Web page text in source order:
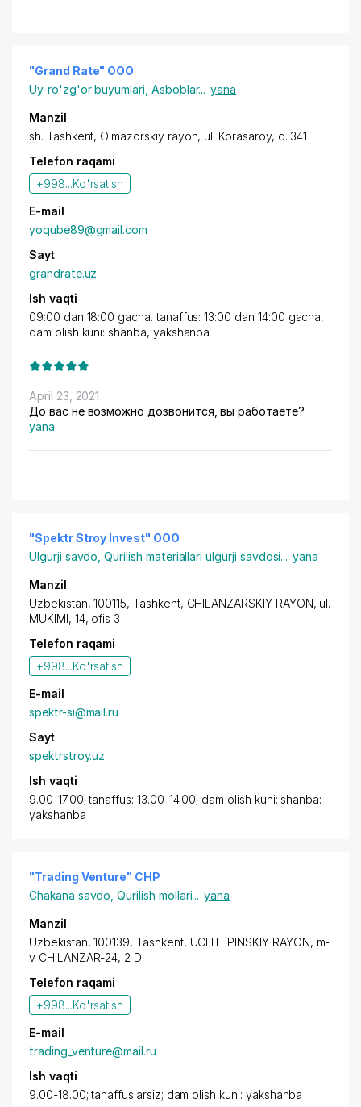
"Grand Rate" OOO
Uy-ro'zg'or buyumlari Asboblar... yana
Manzil
sh. Tashkent, Olmazorskiy rayon, ul. Korasaroy, d. 341
Telefon raqami
+998...Ko'rsatish
E-mail
yoqube89@gmail.com
Sayt
grandrate.uz
Ish vaqti
09:00 dan 18:00 gacha. tanaffus: 13:00 dan 14:00 gacha,
dam olish kuni: shanba, yakshanba
April 23, 2021
До вас не возможно дозвонится, вы работаете?
yana
"Spektr Stroy Invest" OOO
Ulgurji savdo ,Qurilish materiallari ulgurji savdosi... yana
Manzil
Uzbekistan, 100115, Tashkent, CHILANZARSKIY RAYON, ul.
MUKIMI, 14, ofis 3
Telefon raqami
+998...Ko'rsatish
E-mail
spektr-si@mail.ru
Sayt
spektrstroy.uz
Ish vaqti
9.00-17.00; tanaffus: 13.00-14.00; dam olish kuni: shanba:
yakshanba
"Trading Venture" CHP
Chakana savdo ,Qurilish mollari... yana
Manzil
Uzbekistan, 100139, Tashkent, UCHTEPINSKIY RAYON, m-
v CHILANZAR-24, 2 D
Telefon raqami
+998...Ko'rsatish
E-mail
trading_venture@mail.ru
Ish vaqti
9.00-18.00; tanaffuslarsiz; dam olish kuni: yakshanba